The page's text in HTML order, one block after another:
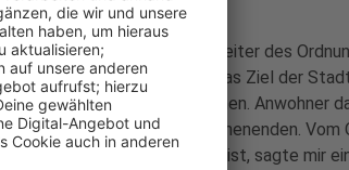
und überforderte Mitarbeiter des
profitieren - das ist das Ziel der
den Ausflugsort zu nehmen. Anwohner
vor allem an warmen Wochenenden. Vom
so weit draußen“ ist, sagte mir